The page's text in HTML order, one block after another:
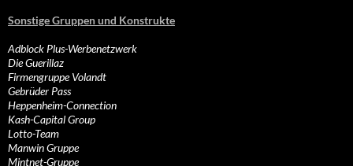
Sonstige Gruppen und Konstrukte
Adblock Plus-Werbenetzwerk
Die Guerillaz
Firmengruppe Volandt
Gebrüder Pass
Heppenheim-Connection
Kash-Capital Group
Lotto-Team
Manwin Gruppe
Mintnet-Gruppe